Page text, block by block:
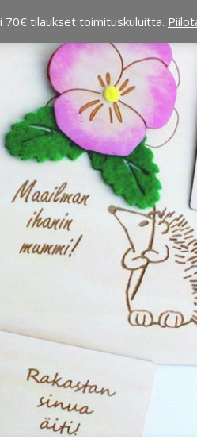
70€ tilaukset toimituskuluitta.